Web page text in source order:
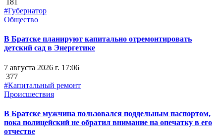
181
#Губернатор
Общество
В Братске планируют капитально отремонтировать
детский сад в Энергетике
7 августа 2026 г. 17:06
377
#Капитальный ремонт
Происшествия
В Братске мужчина пользовался поддельным паспортом,
пока полицейский не обратил внимание на опечатку в его
отчестве